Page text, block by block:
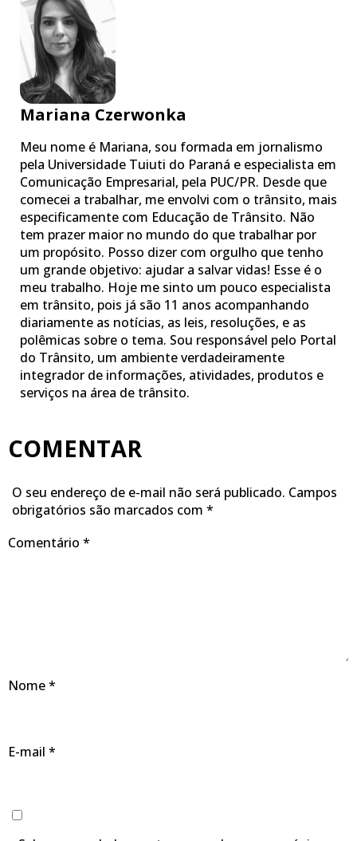
Mariana Czerwonka
Meu nome é Mariana, sou formada em jornalismo
pela Universidade Tuiuti do Paraná e especialista em
Comunicação Empresarial, pela PUC/PR. Desde que
comecei a trabalhar, me envolvi com o trânsito, mais
especificamente com Educação de Trânsito. Não
tem prazer maior no mundo do que trabalhar por
um propósito. Posso dizer com orgulho que tenho
um grande objetivo: ajudar a salvar vidas! Esse é o
meu trabalho. Hoje me sinto um pouco especialista
em trânsito, pois já são 11 anos acompanhando
diariamente as notícias, as leis, resoluções, e as
polêmicas sobre o tema. Sou responsável pelo Portal
do Trânsito, um ambiente verdadeiramente
integrador de informações, atividades, produtos e
serviços na área de trânsito.
COMENTAR
O seu endereço de e-mail não será publicado. Campos
obrigatórios são marcados com *
Comentário *
Nome*
E-mail *